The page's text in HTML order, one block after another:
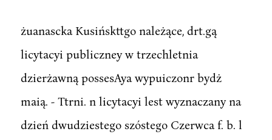
żuanascka Kusińskttgo należące, drt.gą
licytacyi publiczney w trzechletnia
dzierżawną possesAya wypuiczonr bydż
maią. - Ttrni. n licytacyi lest wyznaczany na
dzień dwudziestego szóstego Czerwca f. b. l